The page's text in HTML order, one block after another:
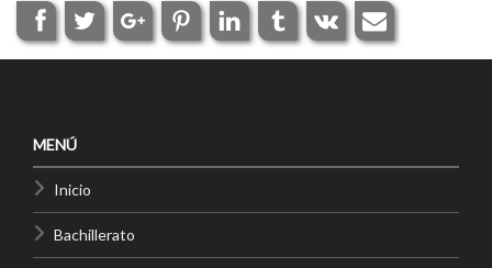
MENÚ
Inicio
Bachillerato